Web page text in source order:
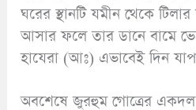
ঘরের স্থানটি যমীন থেকে
আসার ফলে তার ডানে বামে
হাযেরা (আঃ) এভাবেই দিন
অবশেষে জুরহুম গোত্রের